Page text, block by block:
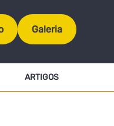
Galeria
ARTIGOS